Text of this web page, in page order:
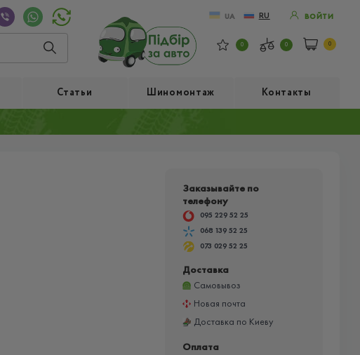
UA RU ВОЙТИ
0 0 0
Статьи Шиномонтаж Контакты
Заказывайте по
телефону
095 229 52 25
068 139 52 25
073 029 52 25
Доставка
Самовывоз
Новая почта
Доставка по Киеву
Оплата